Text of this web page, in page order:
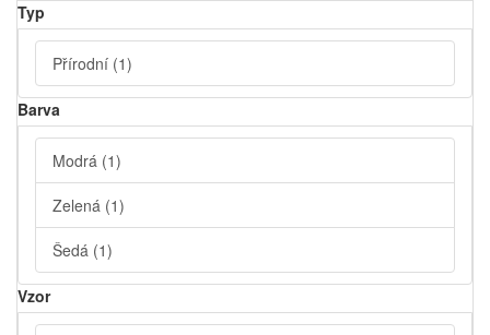
Typ
Přírodní (1)
Barva
Modrá (1)
Zelená (1)
Šedá (1)
Vzor